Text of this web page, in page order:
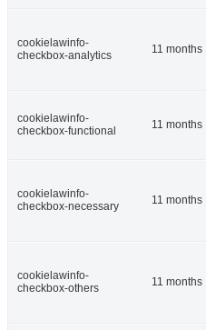
cookielawinfo-
checkbox-analytics
11 months
cookielawinfo-
checkbox-functional
11 months
cookielawinfo-
checkbox-necessary
11 months
cookielawinfo-
checkbox-others
11 months